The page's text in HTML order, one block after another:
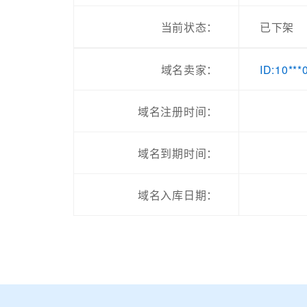
当前状态： 已下架
域名卖家：
域名注册时间：
域名到期时间：
域名入库日期：